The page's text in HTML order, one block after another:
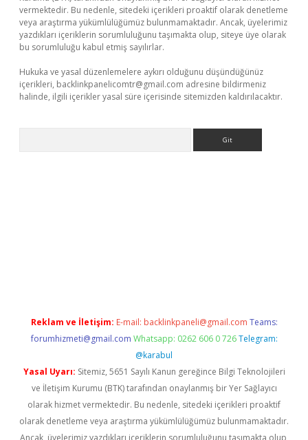
vermektedir. Bu nedenle, sitedeki içerikleri proaktif olarak denetleme
veya araştırma yükümlülüğümüz bulunmamaktadır. Ancak, üyelerimiz
yazdıkları içeriklerin sorumluluğunu taşımakta olup, siteye üye olarak
bu sorumluluğu kabul etmiş sayılırlar.
Hukuka ve yasal düzenlemelere aykırı olduğunu düşündüğünüz
içerikleri, backlinkpanelicomtr@gmail.com adresine bildirmeniz
halinde, ilgili içerikler yasal süre içerisinde sitemizden kaldırılacaktır.
Reklam ve İletişim: E-mail: backlinkpaneli@gmail.com Teams:
forumhizmeti@gmail.com Whatsapp: 0262 606 0 726 Telegram:
@karabul
Yasal Uyarı: Sitemiz, 5651 Sayılı Kanun gereğince Bilgi Teknolojileri
ve İletişim Kurumu (BTK) tarafından onaylanmış bir Yer Sağlayıcı
olarak hizmet vermektedir. Bu nedenle, sitedeki içerikleri proaktif
olarak denetleme veya araştırma yükümlülüğümüz bulunmamaktadır.
Ancak, üyelerimiz yazdıkları içeriklerin sorumluluğunu taşımakta olup,